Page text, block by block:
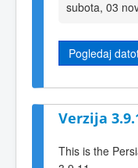
subota, 03
Pogledaj
Verzija
This is the